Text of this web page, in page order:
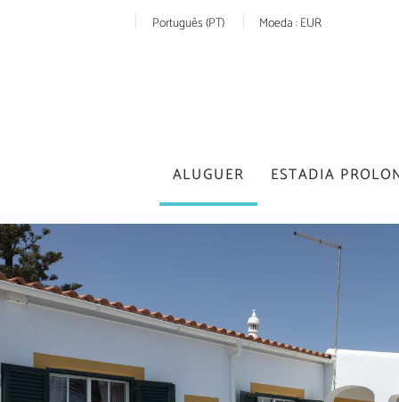
Português (PT) Moeda :EUR
ALUGUER ESTADIA